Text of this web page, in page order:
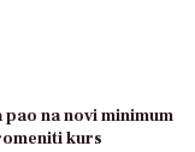
na novi minimum
kurs